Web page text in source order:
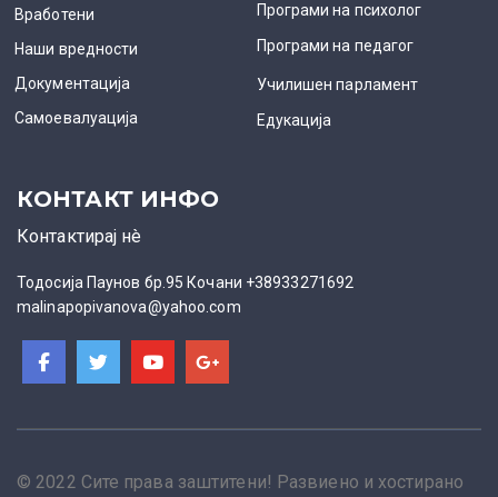
Вработени
Наши вредности
Документација
Самоевалуација
Програми на психолог
Програми на педагог
Училишен парламент
Едукација
КОНТАКТ ИНФО
Контактирај нè
Тодосија Паунов бр.95 Кочани +38933271692
malinapopivanova@yahoo.com
© 2022 Сите права заштитени! Развиено и хостирано